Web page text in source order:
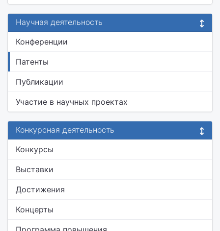
Научная деятельность
Конференции
Патенты
Публикации
Участие в научных проектах
Конкурсная деятельность
Конкурсы
Выставки
Достижения
Концерты